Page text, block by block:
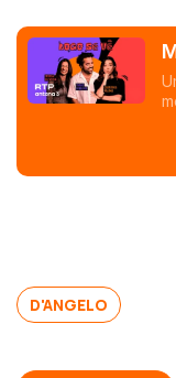
D'ANGELO